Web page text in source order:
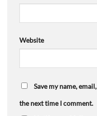
Website
Save my name,
the next time I comment.